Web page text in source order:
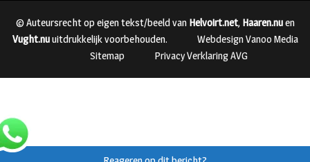
© Auteursrecht op eigen tekst/beeld van Helvoirt.net, Haaren.nuen
Vught.nuuitdrukkelijk voorbehouden.
Webdesign Vanoo Media
Sitemap
Privacy Verklaring AVG